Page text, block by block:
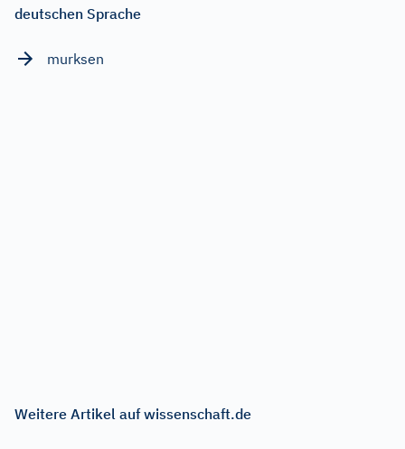
deutschen Sprache
murksen
Weitere Artikel auf wissenschaft.de